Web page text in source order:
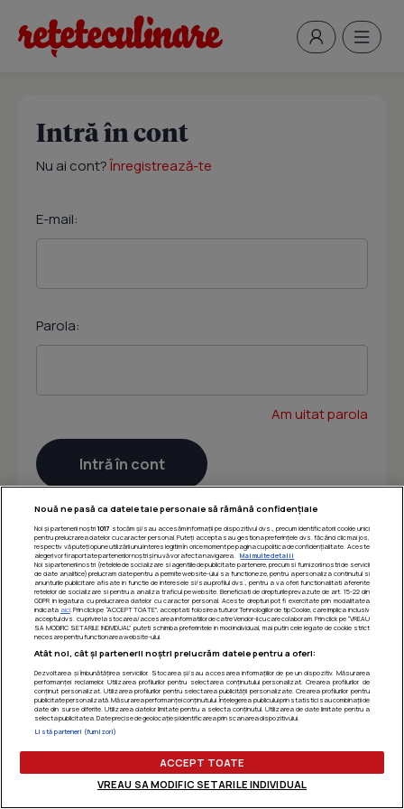
Intră în cont
Nu ai cont?Înregistrează-te
E-mail:
Parola:
Am uitat parola
Nouă ne pasă ca datele tale personale să rămână confidențiale
Noi și partenerii noștri 1017 stocăm și/sau accesăm informații pe dispozitivul dvs., precum identificatorii cookie unici
pentru prelucrarea datelor cu caracter personal. Puteți accepta sau gestiona preferințele dvs. făcând clic mai jos,
respectiv vă puteți opune utilizării unui interes legitim în orice moment pe pagina cu politica de confidențialitate. Aceste
alegeri vor fi raportate partenerilor noștri și nu vă vor afecta navigarea.
Mai multe detalii
Noi si partenerii nostri (retelele de socializare si agentiile de publicitate partenere, precum si furnizorii nostri de servicii
de date analitice) prelucram date pentru a permite website-ului sa functioneze, pentru a personaliza continutul si
anunturile publicitare afisate in functie de interesele si/sau profilul dvs., pentru a va oferi functionalitati aferente
retelelor de socializare si pentru a analiza traficul pe website. Beneficiati de drepturile prevazute de art. 15-22 din
GDPR in legatura cu prelucrarea datelor cu caracter personal. Aceste drepturi pot fi exercitate prin modalitatea
indicata aici. Prin click pe “ACCEPT TOATE”, acceptati folosirea tuturor Tehnologiilor de tip Cookie, care implica inclusiv
acceptul dvs. cu privire la stocarea/accesarea informatiilor de catre Vendor-ii cu care colaboram. Prin click pe “VREAU
SA MODIFIC SETARILE INDIVIDUAL” puteti schimba preferintele in mod individual, mai putin cele legate de cookie strict
necesare pentru functionarea website-ului.
Atât noi, cât și partenerii noștri prelucrăm datele pentru a oferi:
Dezvoltarea și îmbunătățirea serviciilor. Stocarea și/sau accesarea informațiilor de pe un dispozitiv. Măsurarea
performanței reclamelor. Utilizarea profilurilor pentru selectarea conținutului personalizat. Crearea profilurilor de
conținut personalizat. Utilizarea profilurilor pentru selectarea publicității personalizate. Crearea profilurilor pentru
publicitate personalizată. Măsurarea performanței conținutului. Înțelegerea publicului prin statistici sau combinații de
date din surse diferite. Utilizarea datelor limitate pentru a selecta conținutul. Utilizarea de date limitate pentru a
selecta publicitatea. Date precise de geolocație și identificarea prin scanarea dispozitivului.
Listă parteneri (furnizori)
ACCEPT TOATE
VREAU SA MODIFIC SETARILE INDIVIDUAL